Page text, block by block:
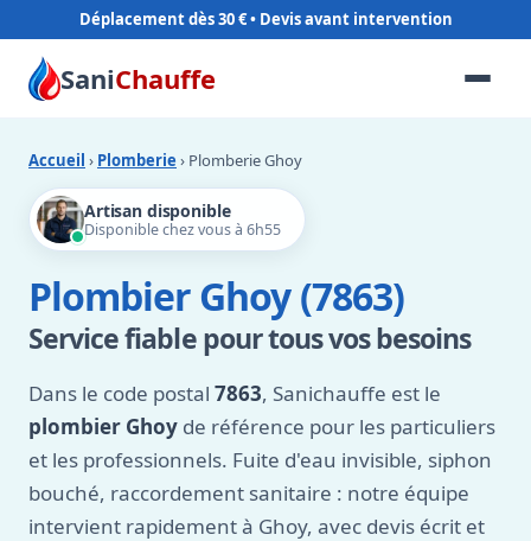
Déplacement dès 30 €
SaniChauffe
Accueil › Plomberie › Plomberie Ghoy
Artisan disponible
Disponible chez vous à 6h55
Plombier Ghoy (7863)
Service fiable pour tous vos besoins
Dans le code postal 7863, Sanichauffe est le
plombier Ghoy de référence pour les particuliers
et les professionnels. Fuite d'eau invisible, siphon
bouché, raccordement sanitaire : notre équipe
intervient rapidement à Ghoy, avec devis écrit et